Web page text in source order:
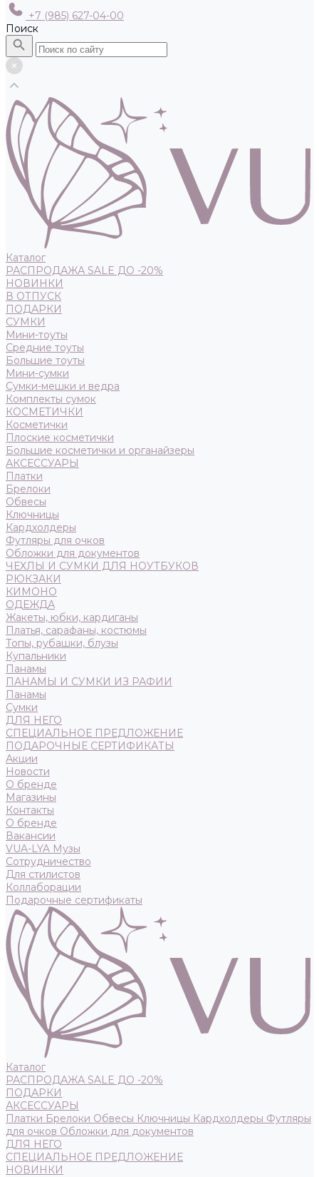
+7 (985) 627-04-00
Поиск
Каталог
РАСПРОДАЖА SALE ДО -20%
НОВИНКИ
В ОТПУСК
ПОДАРКИ
СУМКИ
Мини-тоуты
Средние тоуты
Большие тоуты
Мини-сумки
Сумки-мешки и ведра
Комплекты сумок
КОСМЕТИЧКИ
Косметички
Плоские косметички
Большие косметички и органайзеры
АКСЕССУАРЫ
Платки
Брелоки
Обвесы
Ключницы
Кардхолдеры
Футляры для очков
Обложки для документов
ЧЕХЛЫ И СУМКИ ДЛЯ НОУТБУКОВ
РЮКЗАКИ
КИМОНО
ОДЕЖДА
Жакеты, юбки, кардиганы
Платья, сарафаны, костюмы
Топы, рубашки, блузы
Купальники
Панамы
ПАНАМЫ И СУМКИ ИЗ РАФИИ
Панамы
Сумки
ДЛЯ НЕГО
СПЕЦИАЛЬНОЕ ПРЕДЛОЖЕНИЕ
ПОДАРОЧНЫЕ СЕРТИФИКАТЫ
Акции
Новости
О бренде
Магазины
Контакты
О бренде
Вакансии
VUA-LYA Музы
Сотрудничество
Для стилистов
Коллаборации
Подарочные сертификаты
Каталог
РАСПРОДАЖА SALE ДО -20%
ПОДАРКИ
АКСЕССУАРЫ
Платки Брелоки Обвесы Ключницы Кардхолдеры Футляры
для очков Обложки для документов
ДЛЯ НЕГО
СПЕЦИАЛЬНОЕ ПРЕДЛОЖЕНИЕ
НОВИНКИ